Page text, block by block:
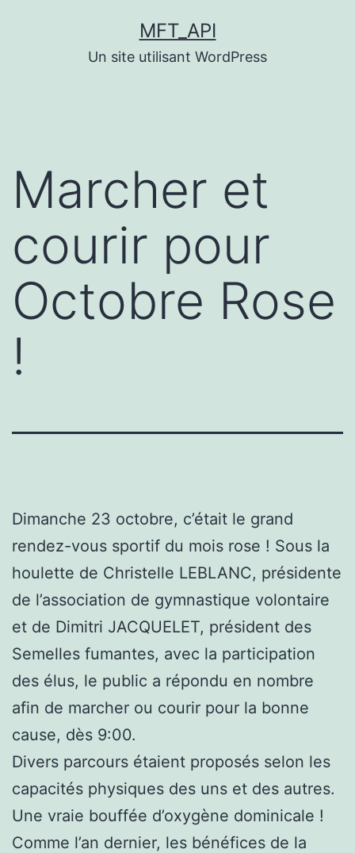
MFT_API
Un site utilisant WordPress
Marcher et
courir pour
Octobre Rose
!
Dimanche 23 octobre, c’était le grand
rendez-vous sportif du mois rose ! Sous la
houlette de Christelle LEBLANC, présidente
de l’association de gymnastique volontaire
et de Dimitri JACQUELET, président des
Semelles fumantes, avec la participation
des élus, le public a répondu en nombre
afin de marcher ou courir pour la bonne
cause, dès 9:00.
Divers parcours étaient proposés selon les
capacités physiques des uns et des autres.
Une vraie bouffée d’oxygène dominicale !
Comme l’an dernier, les bénéfices de la